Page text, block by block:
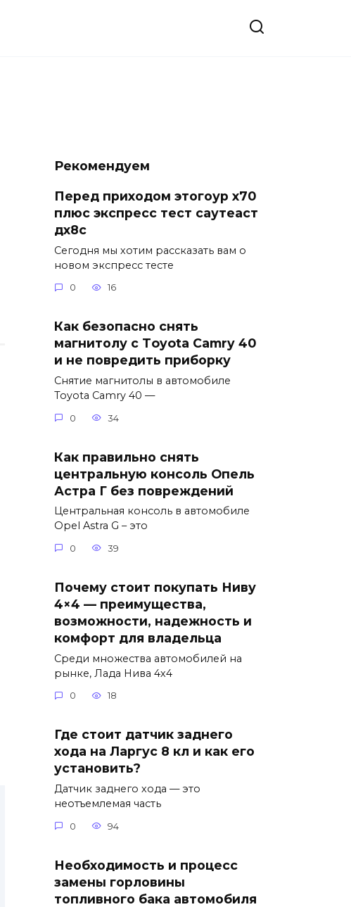
Рекомендуем
Перед приходом этогоур х70
плюс экспресс тест саутеаст
дх8с
Сегодня мы хотим рассказать вам о
новом экспресс тесте
0 16
Как безопасно снять
магнитолу с Тoyota Camry 40
и не повредить приборку
Снятие магнитолы в автомобиле
Toyota Camry 40 —
0 34
Как правильно снять
центральную консоль Опель
Астра Г без повреждений
Центральная консоль в автомобиле
Opel Astra G – это
0 39
Почему стоит покупать Ниву
4×4 — преимущества,
возможности, надежность и
комфорт для владельца
Среди множества автомобилей на
рынке, Лада Нива 4х4
0 18
Где стоит датчик заднего
хода на Ларгус 8 кл и как его
установить?
Датчик заднего хода — это
неотъемлемая часть
0 94
Необходимость и процесс
замены горловины
топливного бака автомобиля